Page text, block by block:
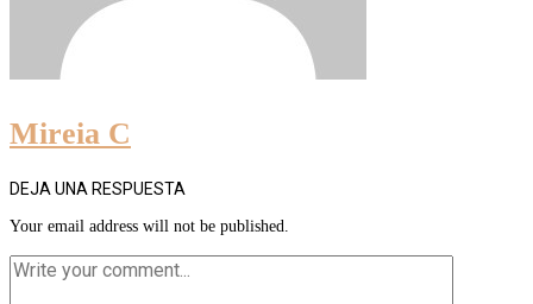
Mireia C
DEJA UNA RESPUESTA
Your email address will not be published.